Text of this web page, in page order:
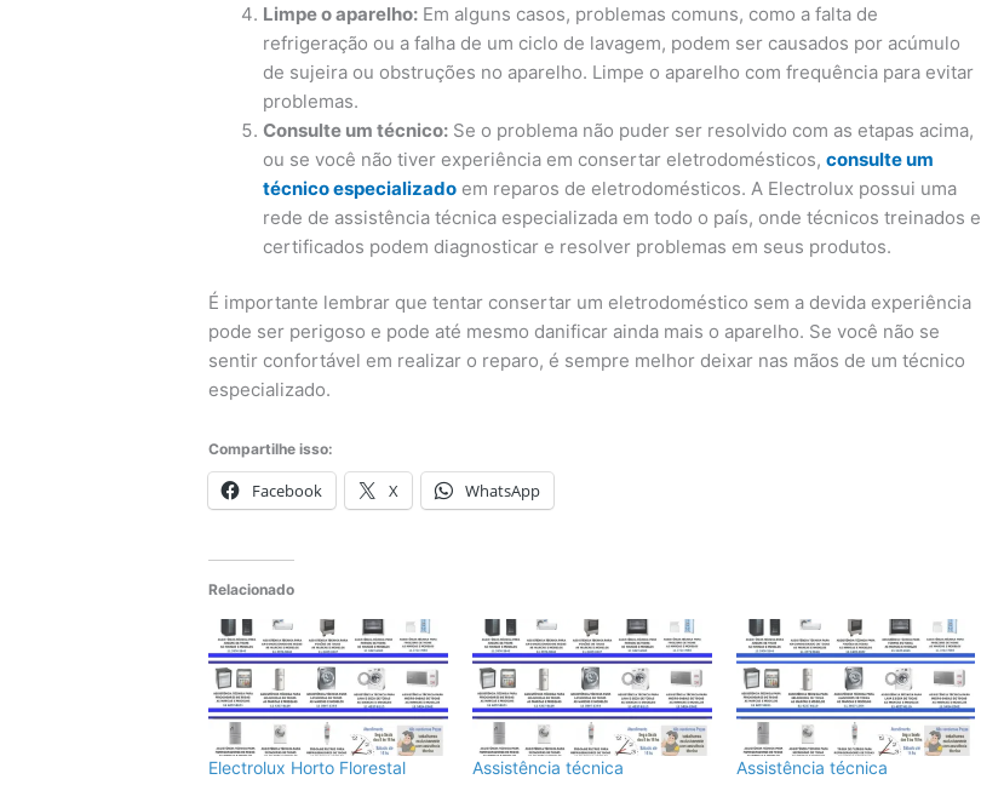
Limpe o aparelho: Em alguns casos, problemas comuns, como a falta de
refrigeração ou a falha de um ciclo de lavagem, podem ser causados ​​por acúmulo
de sujeira ou obstruções no aparelho. Limpe o aparelho com frequência para evitar
problemas.
Consulte um técnico: Se o problema não puder ser resolvido com as etapas acima,
ou se você não tiver experiência em consertar eletrodomésticos,consulte um
técnico especializado em reparos de eletrodomésticos. A Electrolux possui uma
rede de assistência técnica especializada em todo o país, onde técnicos treinados e
certificados podem diagnosticar e resolver problemas em seus produtos.
É importante lembrar que tentar consertar um eletrodoméstico sem a devida experiência
pode ser perigoso e pode até mesmo danificar ainda mais o aparelho. Se você não se
sentir confortável em realizar o reparo, é sempre melhor deixar nas mãos de um técnico
especializado.
Compartilhe isso:
Facebook X WhatsApp
Relacionado
Electrolux Horto Florestal
Assistência técnica
Assistência técnica